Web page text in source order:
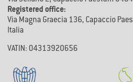
Registered office:
Via Magna Graecia 136, Capaccio
Italia
VATIN: 04313920656